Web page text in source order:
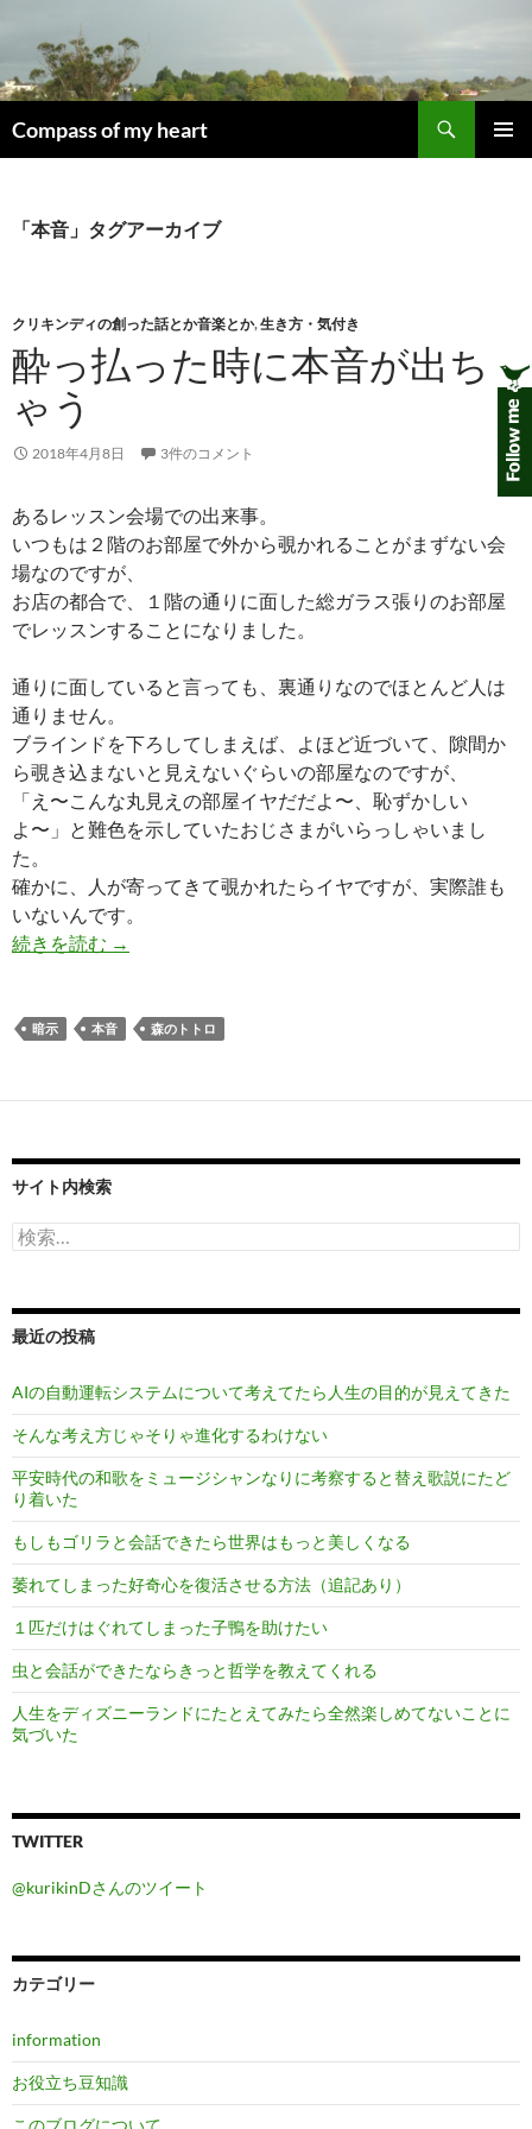
ン
ツ
へ
Compass of my heart
索
「本音」タグアーカイブ
クリキンディの創った話とか音楽とか,生き方・気付き
酔っ払った時に本音が出ち
ゃう
2018年4月8日 3件のコメント
あるレッスン会場での出来事。
いつもは２階のお部屋で外から覗かれることがまずない会
場なのですが、
お店の都合で、１階の通りに面した総ガラス張りのお部屋
でレッスンすることになりました。
通りに面していると言っても、裏通りなのでほとんど人は
通りません。
ブラインドを下ろしてしまえば、よほど近づいて、隙間か
ら覗き込まないと見えないぐらいの部屋なのですが、
「え〜こんな丸見えの部屋イヤだだよ〜、恥ずかしい
よ〜」と難色を示していたおじさまがいらっしゃいまし
た。
確かに、人が寄ってきて覗かれたらイヤですが、実際誰も
いないんです。
続きを読む 酔っ払った時に本音が出ちゃう
→
暗示 本音 森のトトロ
サイト内検索
検
索:
最近の投稿
AIの自動運転システムについて考えてたら人生の目的が見えてきた
そんな考え方じゃそりゃ進化するわけない
平安時代の和歌をミュージシャンなりに考察すると替え歌説にたど
り着いた
もしもゴリラと会話できたら世界はもっと美しくなる
萎れてしまった好奇心を復活させる方法（追記あり）
１匹だけはぐれてしまった子鴨を助けたい
虫と会話ができたならきっと哲学を教えてくれる
人生をディズニーランドにたとえてみたら全然楽しめてないことに
気づいた
TWITTER
@kurikinDさんのツイート
カテゴリー
information
お役立ち豆知識